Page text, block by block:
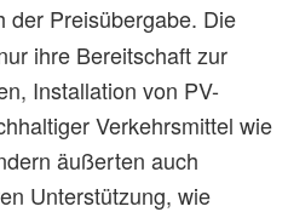
der Preisübergabe. Die
ihre Bereitschaft zur
Installation von PV-
Verkehrsmittel wie
äußerten auch
Unterstützung, wie